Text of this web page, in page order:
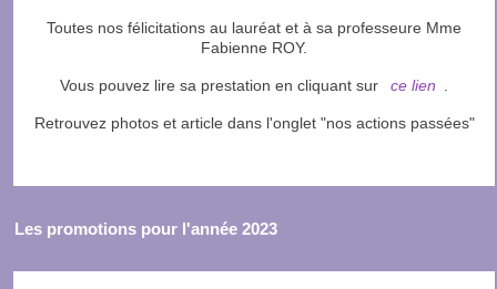
Toutes nos félicitations au lauréat et à sa professeure Mme
Fabienne ROY.
Vous pouvez lire sa prestation en cliquant sur ce lien
Retrouvez photos et article dans l'onglet "nos actions passées"
Les promotions pour l'année 2023